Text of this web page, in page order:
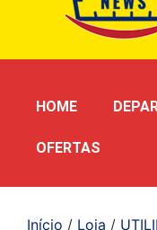
HOME
OFERTAS
Início / Loja /